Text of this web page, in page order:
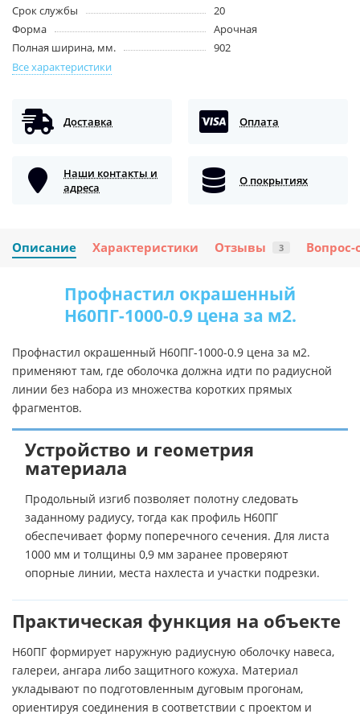
Срок службы
20
Форма
Арочная
Полная ширина, мм.
902
Все характеристики
Доставка Оплата
Наши контакты и
адреса
О покрытиях
Описание Характеристики Отзывы 3 Вопрос-
Профнастил окрашенный
Н60ПГ-1000-0.9 цена за м2.
Профнастил окрашенный Н60ПГ-1000-0.9 цена за м2.
применяют там, где оболочка должна идти по радиусной
линии без набора из множества коротких прямых
фрагментов.
Устройство и геометрия
материала
Продольный изгиб позволяет полотну следовать
заданному радиусу, тогда как профиль Н60ПГ
обеспечивает форму поперечного сечения. Для листа
1000 мм и толщины 0,9 мм заранее проверяют
опорные линии, места нахлеста и участки подрезки.
Практическая функция на объекте
Н60ПГ формирует наружную радиусную оболочку навеса,
галереи, ангара либо защитного кожуха. Материал
укладывают по подготовленным дуговым прогонам,
ориентируя соединения в соответствии с проектом и